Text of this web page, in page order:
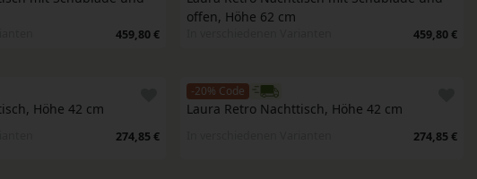
459,80 €
offen, Höhe 62 cm
459,80 €
Höhe 42 cm
274,85 €
-20% Code
Laura Retro Nachttisch, Höhe 42 cm
274,85 €